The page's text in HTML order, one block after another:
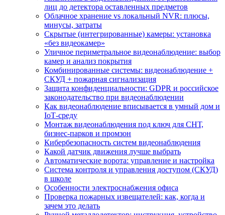
лиц до детектора оставленных предметов
Облачное хранение vs локальный NVR: плюсы,
минусы, затраты
Скрытые (интегрированные) камеры: установка
«без видеокамер»
Уличное периметральное видеонаблюдение: выбор
камер и анализ покрытия
Комбинированные системы: видеонаблюдение +
СКУД + пожарная сигнализация
Защита конфиденциальности: GDPR и российское
законодательство при видеонаблюдении
Как видеонаблюдение вписывается в умный дом и
IoT‑среду
Монтаж видеонаблюдения под ключ для СНТ,
бизнес‑парков и промзон
Кибербезопасность систем видеонаблюдения
Какой датчик движения лучше выбрать
Автоматические ворота: управление и настройка
Система контроля и управления доступом (СКУД)
в школе
Особенности электроснабжения офиса
Проверка пожарных извещателей: как, когда и
зачем это делать